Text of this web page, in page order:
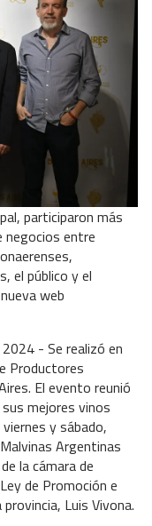
participaron más
negocios entre
el público y el
web
- Se realizó en
Productores
El evento reunió
mejores vinos
y sábado,
Argentinas
la cámara de
de Promoción e
Luis Vivona.